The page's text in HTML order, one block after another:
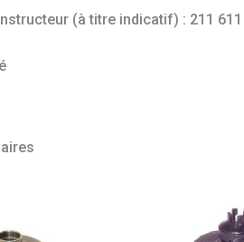
(à titre indicatif) : 211